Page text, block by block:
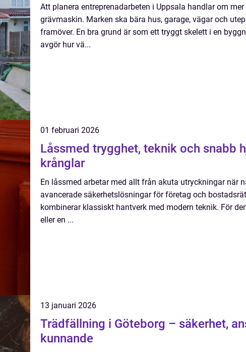
Att planera entreprenadarbeten i Uppsala handlar om
grävmaskin. Marken ska bära hus, garage, vägar och
framöver. En bra grund är som ett tryggt skelett i en
avgör hur vä...
01 februari 2026
Låssmed trygghet, teknik och snabb hjälp när nyckeln
krånglar
En låssmed arbetar med allt från akuta utryckningar när
avancerade säkerhetslösningar för företag och
kombinerar klassiskt hantverk med modern teknik. För
eller en ...
13 januari 2026
Trädfällning i Göteborg – säkerhet,
kunnande